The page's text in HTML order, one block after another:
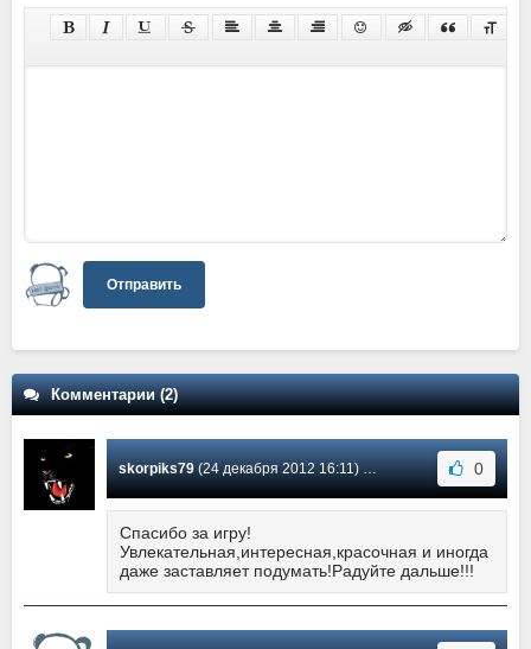
Отправить
Комментарии (2)
skorpiks79(24 декабря 2012 16:11) Сообщение #2 0
Спасибо за игру!
Увлекательная,интересная,красочная и иногда
даже заставляет подумать!Радуйте дальше!!!